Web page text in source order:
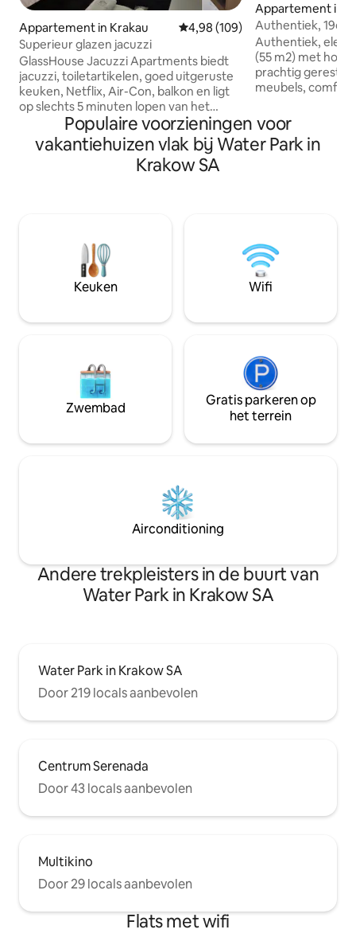
Appartement in Krakau Gemiddelde beoordeling van
4,98 (109)
Superieur glazen jacuzzi
GlassHouse Jacuzzi Apartments biedt
jacuzzi, toiletartikelen, goed uitgeruste
keuken, Netflix, Air-Con, balkon en ligt
op slechts 5 minuten lopen van het
winkelcentrum Galeria Krakowska en op
12 minuten lopen van het stadscentrum.
GRATIS ondergrondse
beoordelingen van gasten. Huisdieren
rekenen 55 PLN/12 EUR per verblijf
Gasten zijn er gelukkiger over in
vergelijking met andere
Appartement in
Authentiek, 19e
met uitzicht!
Authentiek,
(55 m2) met hoge
prachtig
meubels,
een marmeren
geen hotel!
herenhuis met
Je zult het
gasten doen dat!
Populaire voorzieningen voor
vakantiehuizen vlak bij Water Park in
Krakow SA
Keuken Wifi
Zwembad
Gratis parkeren op
het terrein
Airconditioning
Andere trekpleisters in de buurt van
Water Park in Krakow SA
Water Park in Krakow SA
Door 219 locals aanbevolen
Centrum Serenada
Door 43 locals aanbevolen
Multikino
Door 29 locals aanbevolen
Flats met wifi